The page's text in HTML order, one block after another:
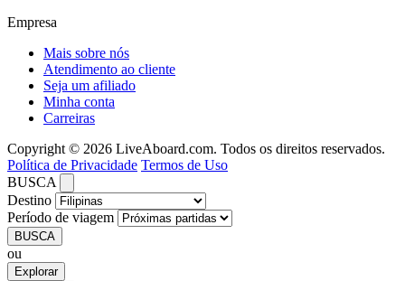
Empresa
Mais sobre nós
Atendimento ao cliente
Seja um afiliado
Minha conta
Carreiras
Copyright © 2026 LiveAboard.com. Todos os direitos reservados.
Política de Privacidade Termos de Uso
BUSCA
Destino
Período de viagem
BUSCA
ou
Explorar